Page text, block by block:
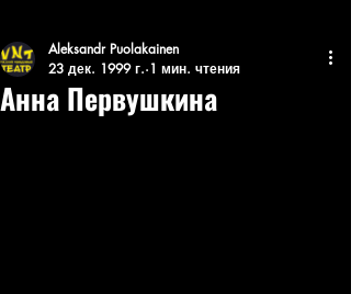
Анна Первушкина
Aleksandr Puolakainen
23 дек. 1999 г. 1 мин. чтения